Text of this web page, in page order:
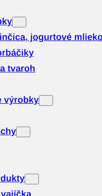
jogurtové
tvaroh
výrobky